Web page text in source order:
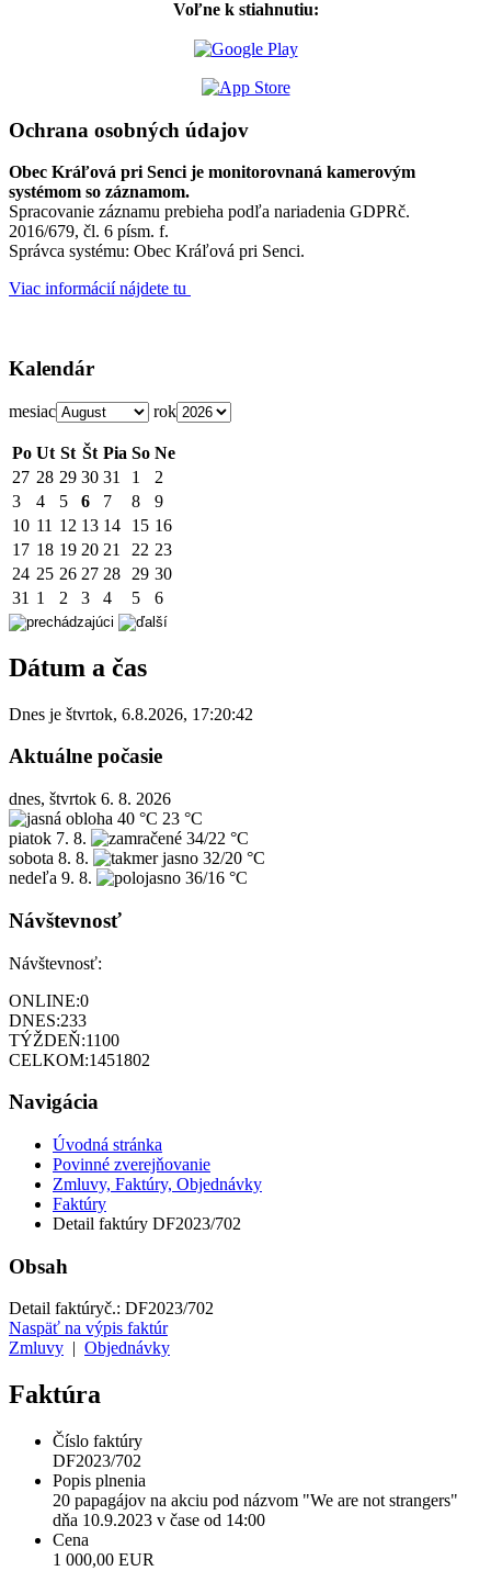
Voľne k stiahnutiu:
Ochrana osobných údajov
Obec Kráľová pri Senci je monitorovnaná kamerovým
systémom so záznamom.
Spracovanie záznamu prebieha podľa nariadenia GDPRč.
2016/679, čl. 6 písm. f.
Správca systému: Obec Kráľová pri Senci.
Viac informácií nájdete tu
Kalendár
mesiac rok
Po Ut St Št Pia So Ne
27 28 29 30 31 1
2
3
4 5 6 7 8
9
10 11 12 13 14 15 16
17 18 19 20 21 22 23
24 25 26 27 28 29 30
31 1 2 3 4 5 6
Dátum a čas
Dnes je štvrtok, 6.8.2026, 17:20:42
Aktuálne počasie
dnes, štvrtok 6. 8. 2026
40 °C 23 °C
piatok 7. 8.
34/22 °C
sobota 8. 8.
32/20 °C
nedeľa 9. 8. 36/16 °C
Návštevnosť
Návštevnosť:
ONLINE:0
DNES:233
TÝŽDEŇ:1100
CELKOM:1451802
Navigácia
Úvodná stránka
Povinné zverejňovanie
Zmluvy, Faktúry, Objednávky
Faktúry
Detail faktúry DF2023/702
Obsah
Detail faktúryč.: DF2023/702
Naspäť na výpis faktúr
Zmluvy
Objednávky
Faktúra
Číslo faktúry
DF2023/702
Popis plnenia
20 papagájov na akciu pod názvom "We are not strangers"
dňa 10.9.2023 v čase od 14:00
Cena
1 000,00 EUR